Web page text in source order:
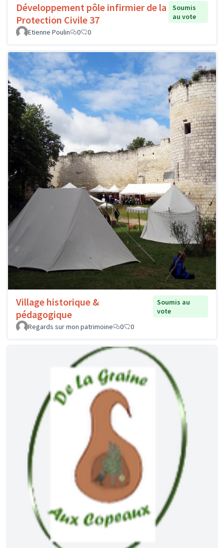
Développement pôle infirmier de la
Protection Civile 37
Soumis
au vote
Etienne Poulin
0 0
Village historique &
pédagogique
Soumis au
vote
Regards sur mon patrimoine
0 0